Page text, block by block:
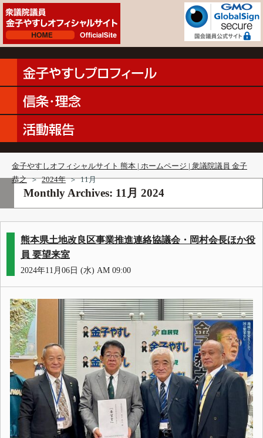
金子やすしオフィシャルサイト 熊本 | ホームページ | 衆議院議員 金子
恭之 ＞ 2024年 ＞ 11月
Monthly Archives: 11月 2024
熊本県土地改良区事業推進連絡協議会・岡村会長ほか役
員 要望来室
2024年11月06日 (水) AM 09:00